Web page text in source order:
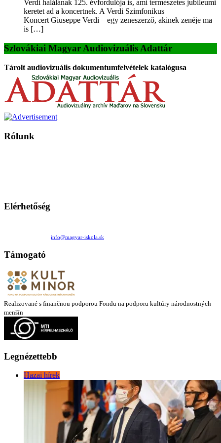
Verdi halálának 125. évfordulója is, ami természetes jubileumi
keretet ad a koncertnek. A Verdi Szimfonikus
Koncert Giuseppe Verdi – egy zeneszerző, akinek zenéje ma
is […]
Szlovákiai Magyar Audiovizuális Adattár
Tárolt audiovizuális dokumentumfelvételek katalógusa
Rólunk
Elérhetőség
info@magyar-iskola.sk
Támogató
Realizované s finančnou podporou Fondu na podporu kultúry národnostných
menšín
Legnézettebb
Hazai hírek